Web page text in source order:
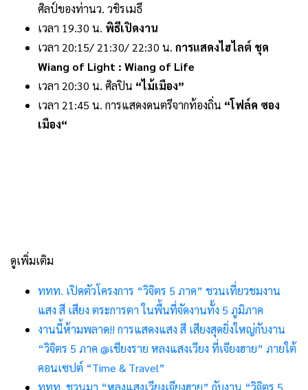
ศิลป์ของท่านว. วชิรเมธี
เวลา 19.30 น. พิธีเปิดงาน
เวลา 20:15/ 21:30/ 22:30 น. การแสดงไฮไลต์ ชุด
Wiang of Light : Wiang of Life
เวลา 20:30 น. ศิลปิน “ไม้เมือง”
เวลา 21:45 น. การแสดงดนตรีจากท้องถิ่น “โฟล์ค ซอง
เมือง“
ดูเพิ่มเติม
ททท. เปิดตัวโครงการ “วิจิตร 5 ภาค” ชวนเที่ยวชมงาน
แสง สี เสียง ตระการตา ในพื้นที่จัดงานทั้ง 5 ภูมิภาค
งานนี้ห้ามพลาด!! การแสดงแสง สี เสียงสุดยิ่งใหญ่กับงาน
“วิจิตร 5 ภาค @เชียงราย หลงแสงเวียง ที่เจียงฮาย” ภายใต้
คอนเซปต์ “Time & Travel”
ททท. ชวนมา “หลงแสงเวียงเจียงฮาย” กับงาน “วิจิตร 5